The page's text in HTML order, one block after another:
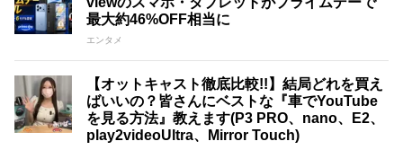
最大約46%OFF相当に
エンタメ
【オットキャスト徹底比較!!】結局どれを買え
ばいいの？皆さんにベストな『車でYouTube
を見る方法』教えます(P3 PRO、nano、E2、
play2videoUltra、Mirror Touch)